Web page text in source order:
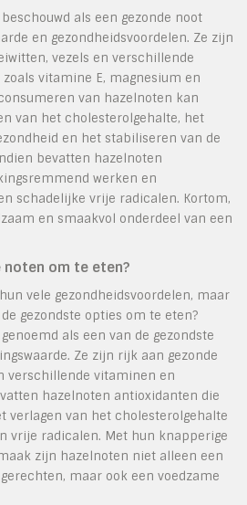
als een gezonde noot
en gezondheidsvoordelen. Ze zijn
vezels en verschillende
vitamine E, magnesium en
van hazelnoten kan
van het cholesterolgehalte, het
en het stabiliseren van de
bevatten hazelnoten
werken en
schadelijke vrije radicalen. Kortom,
en smaakvol onderdeel van een
om te eten?
vele gezondheidsvoordelen, maar
gezondste opties om te eten?
als een van de gezondste
Ze zijn rijk aan gezonde
verschillende vitaminen en
hazelnoten antioxidanten die
verlagen van het cholesterolgehalte
vrije radicalen. Met hun knapperige
zijn hazelnoten niet alleen een
maar ook een voedzame